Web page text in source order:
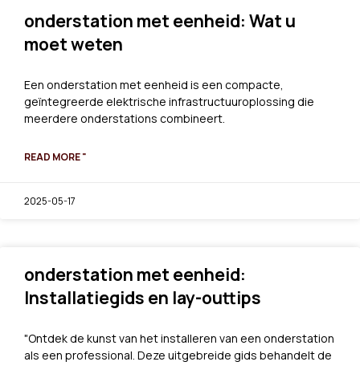
onderstation met eenheid: Wat u
moet weten
Een onderstation met eenheid is een compacte,
geïntegreerde elektrische infrastructuuroplossing die
meerdere onderstations combineert.
READ MORE "
2025-05-17
onderstation met eenheid:
Installatiegids en lay-outtips
"Ontdek de kunst van het installeren van een onderstation
als een professional. Deze uitgebreide gids behandelt de